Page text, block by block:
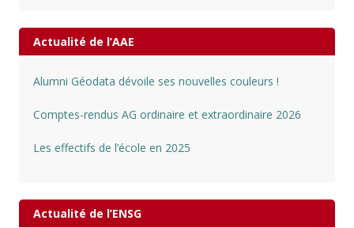
Actualité de l’AAE
Alumni Géodata dévoile ses nouvelles couleurs !
Comptes-rendus AG ordinaire et extraordinaire 2026
Les effectifs de l’école en 2025
Actualité de l’ENSG